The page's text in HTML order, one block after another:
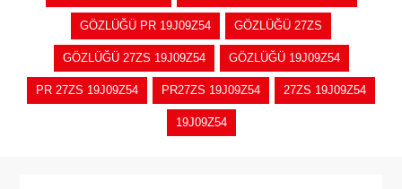
GÖZLÜĞÜ PR 19J09Z54 GÖZLÜĞÜ 27ZS
GÖZLÜĞÜ 27ZS 19J09Z54 GÖZLÜĞÜ 19J09Z54
PR 27ZS 19J09Z54 PR27ZS 19J09Z54 27ZS 19J09Z54
19J09Z54